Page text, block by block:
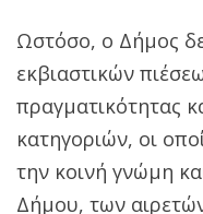
Ωστόσο, ο Δήμος
εκβιαστικών
πραγματικότητας
κατηγοριών, οι
την κοινή γνώμη
Δήμου, των